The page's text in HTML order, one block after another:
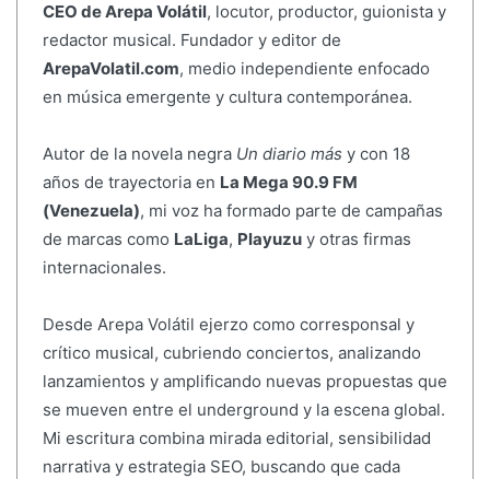
CEO de Arepa Volátil, locutor, productor, guionista y
redactor musical. Fundador y editor de
ArepaVolatil.com, medio independiente enfocado
en música emergente y cultura contemporánea.
Autor de la novela negra Un diario más y con 18
años de trayectoria en La Mega 90.9 FM
(Venezuela), mi voz ha formado parte de campañas
de marcas como LaLiga, Playuzuy otras firmas
internacionales.
Desde Arepa Volátil ejerzo como corresponsal y
crítico musical, cubriendo conciertos, analizando
lanzamientos y amplificando nuevas propuestas que
se mueven entre el underground y la escena global.
Mi escritura combina mirada editorial, sensibilidad
narrativa y estrategia SEO, buscando que cada